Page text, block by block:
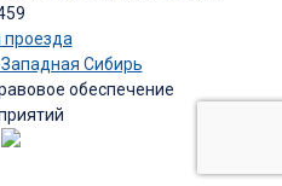
Сибирь
обеспечение